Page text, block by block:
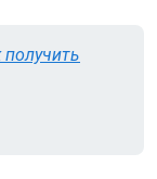
получить